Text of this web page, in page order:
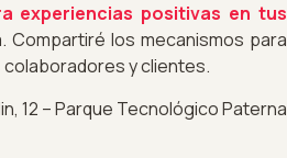
experiencias positivas en tus
Compartiré los mecanismos para
y clientes.
12 – Parque Tecnológico Paterna